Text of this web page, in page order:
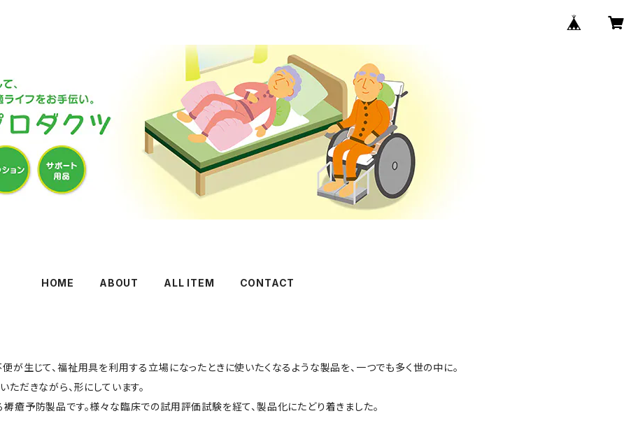
HOME ABOUT ALL ITEM CONTACT
が生じて、福祉用具を利用する立場になったときに使いたくなるような製品を、一つでも多く世の中に。
だきながら、形にしています。
瘡予防製品です。様々な臨床での試用評価試験を経て、製品化にたどり着きました。